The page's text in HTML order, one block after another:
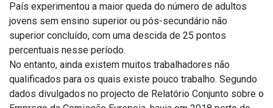
País experimentou a maior queda do número de adultos
jovens sem ensino superior ou pós-secundário não
superior concluído, com uma descida de 25 pontos
percentuais nesse período.
No entanto, ainda existem muitos trabalhadores não
qualificados para os quais existe pouco trabalho. Segundo
dados divulgados no projecto de Relatório Conjunto sobre o